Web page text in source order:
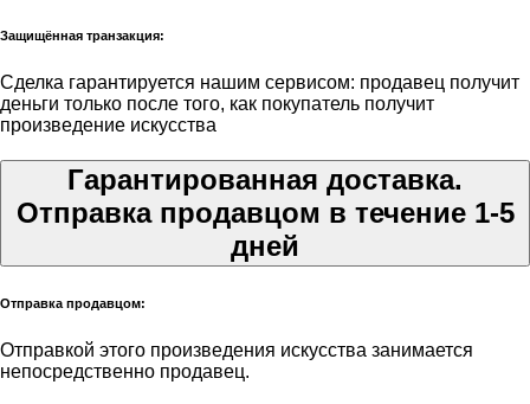
Защищённая транзакция:
Сделка гарантируется нашим сервисом: продавец получит
деньги только после того, как покупатель получит
произведение искусства
Гарантированная доставка.
Отправка продавцом в течение 1-5
дней
Отправка продавцом:
Отправкой этого произведения искусства занимается
непосредственно продавец.